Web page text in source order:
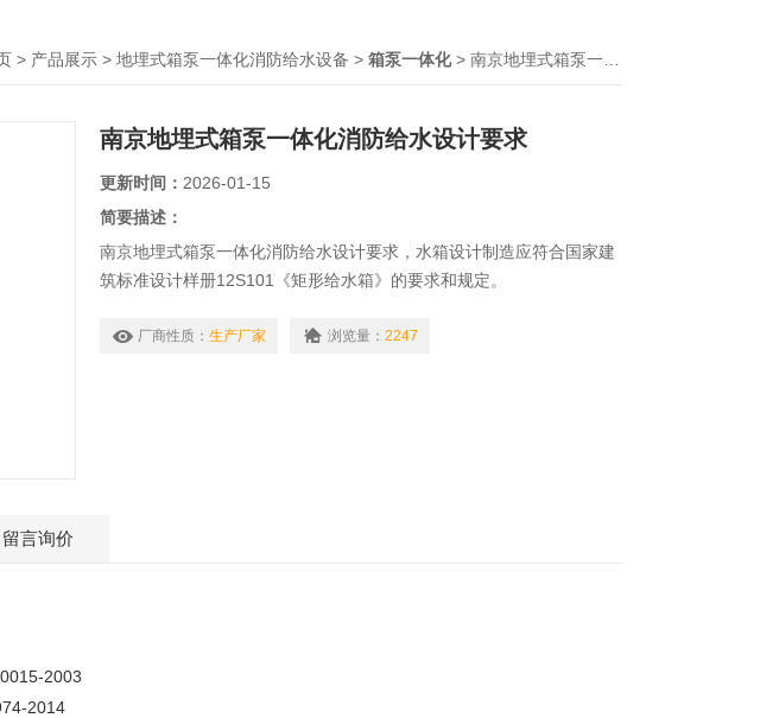
> 产品展示 > 地埋式箱泵一体化消防给水设备 > 箱泵一体化> 南京地埋式箱泵一体化消防给水设计要求
南京地埋式箱泵一体化消防给水设计要求
更新时间： 2026-01-15
简要描述：
南京地埋式箱泵一体化消防给水设计要求，水箱设计制造应符合国家建
筑标准设计样册12S101《矩形给水箱》的要求和规定。
厂商性质： 生产厂家 浏览量： 2247
留言询价
2003
2014